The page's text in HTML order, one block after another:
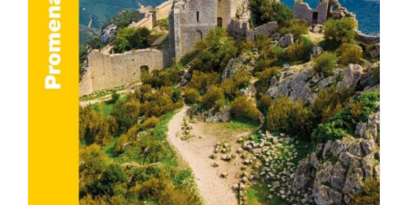
AJOUTER AU PANIER / DÉTAILS